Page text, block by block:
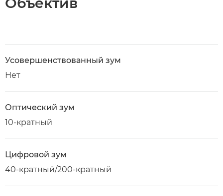
Усовершенствованный зум
Нет
Оптический зум
10-кратный
Цифровой зум
40-кратный/200-кратный